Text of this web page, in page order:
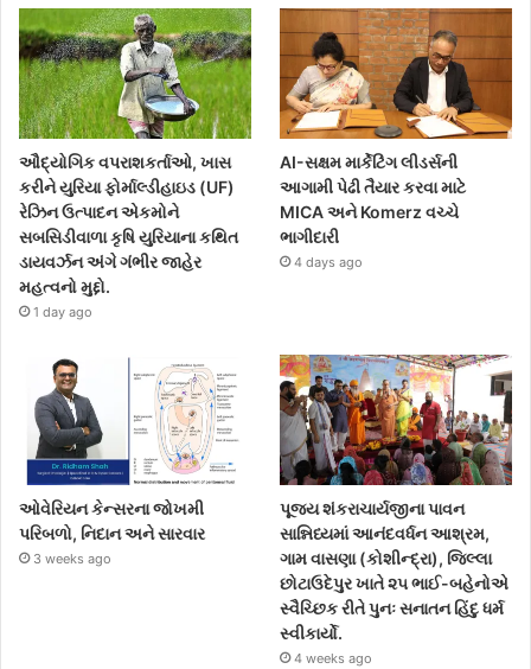
ઔદ્યોગિક વપરાશકર્તાઓ, ખાસ
કરીને યુરિયા ફોર્માલ્ડીહાઇડ (UF)
રેઝિન ઉત્પાદન એકમોને
સબસિડીવાળા કૃષિ યુરિયાના કથિત
ડાયવર્ઝન અંગે ગંભીર જાહેર
મહત્વનો મુદ્દો.
1 day ago
AI-સક્ષમ માર્કેટિંગ લીડર્સની
આગામી પેઢી તૈયાર કરવા માટે
MICA અને Komerz વચ્ચે
ભાગીદારી
4 days ago
ઓવેરિયન કેન્સરના જોખમી
પરિબળો, નિદાન અને સારવાર
3 weeks ago
પૂજ્ય શંકરાચાર્યજીના પાવન
સાન્નિધ્યમાં આનંદવર્ધન આશ્રમ,
ગામ વાસણા (કોશીન્દ્રા), જિલ્લા
છોટાઉદેપુર ખાતે ૨૫ ભાઈ-બહેનોએ
સ્વૈચ્છિક રીતે પુનઃ સનાતન હિંદુ ધર્મ
સ્વીકાર્યો.
4 weeks ago